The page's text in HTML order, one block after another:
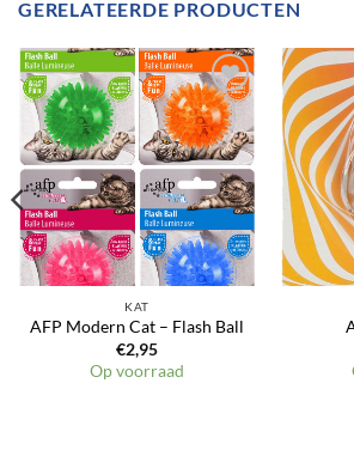
GERELATEERDE PRODUCTEN
KAT
AFP Modern Cat – Flash Ball
€2,95
Op voorraad